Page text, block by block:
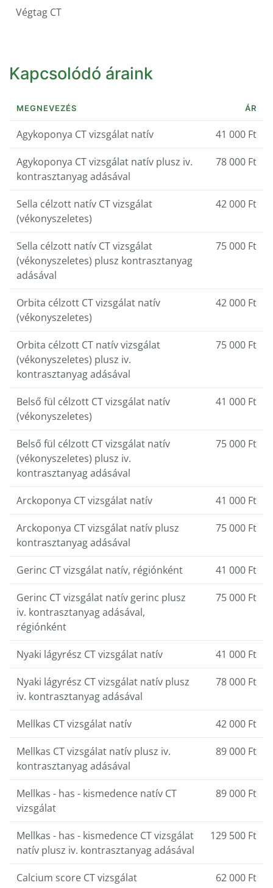
Végtag CT
Kapcsolódó áraink
MEGNEVEZÉS ÁR
Agykoponya CT vizsgálat natív 41 000 Ft
Agykoponya CT vizsgálat natív plusz iv.
kontrasztanyag adásával
78 000 Ft
Sella célzott natív CT vizsgálat
(vékonyszeletes)
42 000 Ft
Sella célzott natív CT vizsgálat
(vékonyszeletes) plusz kontrasztanyag
adásával
75 000 Ft
Orbita célzott CT vizsgálat natív
(vékonyszeletes)
42 000 Ft
Orbita célzott CT natív vizsgálat
(vékonyszeletes) plusz iv.
kontrasztanyag adásával
75 000 Ft
Belső fül célzott CT vizsgálat natív
(vékonyszeletes)
41 000 Ft
Belső fül célzott CT vizsgálat natív
(vékonyszeletes) plusz iv.
kontrasztanyag adásával
75 000 Ft
Arckoponya CT vizsgálat natív 41 000 Ft
Arckoponya CT vizsgálat natív plusz
kontrasztanyag adásával
75 000 Ft
Gerinc CT vizsgálat natív, régiónként 41 000 Ft
Gerinc CT vizsgálat natív gerinc plusz
iv. kontrasztanyag adásával,
régiónként
75 000 Ft
Nyaki lágyrész CT vizsgálat natív 41 000 Ft
Nyaki lágyrész CT vizsgálat natív plusz
iv. kontrasztanyag adásával
78 000 Ft
Mellkas CT vizsgálat natív 42 000 Ft
Mellkas CT vizsgálat natív plusz iv.
kontrasztanyag adásával
89 000 Ft
Mellkas - has - kismedence natív CT
vizsgálat
89 000 Ft
Mellkas - has - kismedence CT vizsgálat
natív plusz iv. kontrasztanyag adásával
129 500 Ft
Calcium score CT vizsgálat 62 000 Ft